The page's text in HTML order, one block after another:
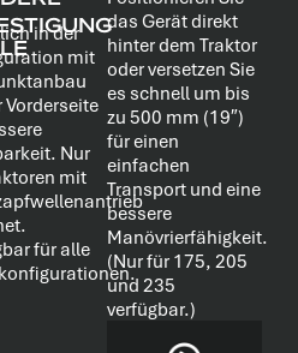
in der
mit
Vorderseite
Nur
mit
für alle
das Gerät direkt
hinter dem Traktor
oder versetzen Sie
es schnell um bis
zu 500 mm (19″)
für einen
einfachen
Transport und eine
bessere
Manövrierfähigkeit.
(Nur für 175, 205
und 235
verfügbar.)